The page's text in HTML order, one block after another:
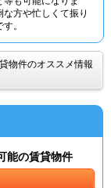
方や忙しくて振り
。
物件のオススメ情報
能の賃貸物件